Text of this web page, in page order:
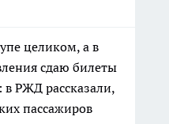
целиком, а в
сдаю билеты
в РЖД рассказали,
пассажиров